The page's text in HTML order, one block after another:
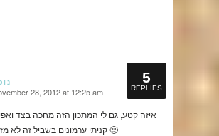
5
REPLIES
28, 2012 at 12:25 am
איזה קטע, גם לי המתכון הזה מחכה בצד
קניתי ערמונים בשביל זה לא מזמן 🙂